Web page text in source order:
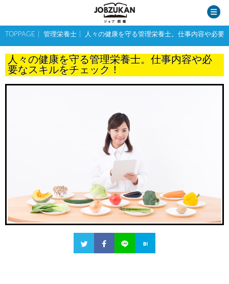
TOPPAGE 管理栄養士 人々の健康を守る管理栄養士。仕事内容や必要
人々の健康を守る管理栄養士。仕事内容や必
要なスキルをチェック！